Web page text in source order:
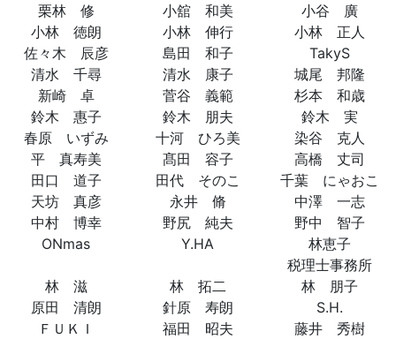
栗林 修
小舘 和美
小谷 廣
小林 徳朗
小林 伸行
小林 正人
佐々木 辰彦
島田 和子
TakyS
清水 千尋
清水 康子
城尾 邦隆
新崎 卓
菅谷 義範
杉本 和歳
鈴木 惠子
鈴木 朋夫
鈴木 実
春原 いずみ
十河 ひろ美
染谷 克人
平 真寿美
髙田 容子
高橋 丈司
田口 道子
田代 そのこ
千葉 にゃおこ
天坊 真彦
永井 脩
中澤 一志
中村 博幸
野尻 純夫
野中 智子
ONmas
Y.HA
林恵子
税理士事務所
林 滋
林 拓二
林 朋子
原田 清朗
針原 寿朗
S.H.
ＦＵＫＩ
福田 昭夫
藤井 秀樹